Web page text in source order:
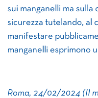
sui manganelli ma sulla
sicurezza tutelando, al
manifestare
manganelli esprimono
Roma, 24/02/2024 (II